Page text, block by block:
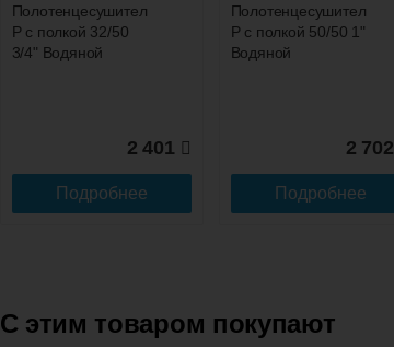
Доставка в регионы России.
Полотенцесушитель
P с полкой 32/50
3/4" Водяной
2 401
Подробнее
Полотенцесушитель
P с полкой 50/50 1"
Водяной
2 702
Подробнее
C этим товаром покупают